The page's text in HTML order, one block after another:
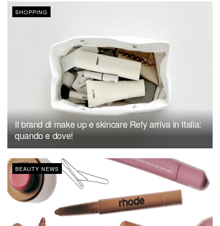
SHOPPING
Il brand di make up e skincare Refy arriva in Italia:
quando e dove!
BEAUTY NEWS